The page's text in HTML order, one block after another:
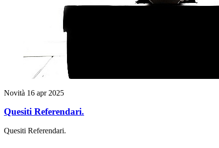
Novità 16 apr 2025
Quesiti Referendari.
Quesiti Referendari.